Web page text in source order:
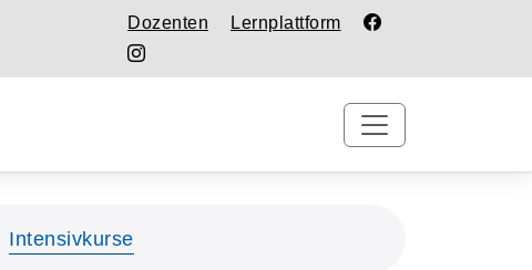
Dozenten Lernplattform
Intensivkurse